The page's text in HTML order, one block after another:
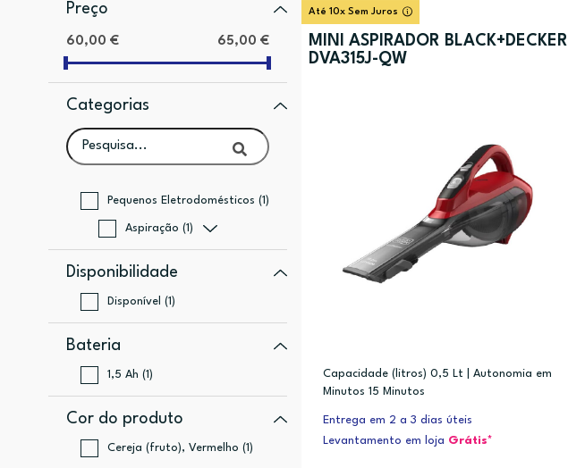
Preço
60,00 € 65,00 €
Categorias
Pequenos Eletrodomésticos (1)
Aspiração (1)
Disponibilidade
Disponível (1)
Bateria
1,5 Ah (1)
Cor do produto
Cereja (fruto), Vermelho (1)
Até 10x Sem Juros
MINI ASPIRADOR BLACK+DECKER
DVA315J-QW
Capacidade (litros) 0,5 Lt | Autonomia em
Minutos 15 Minutos
Entrega em 2 a 3 dias úteis
Levantamento em loja Grátis*